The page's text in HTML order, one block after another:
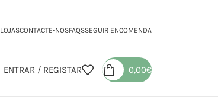
LOJASCONTACTE-NOSFAQSSEGUIR ENCOMENDA
ENTRAR / REGISTAR 0,00€